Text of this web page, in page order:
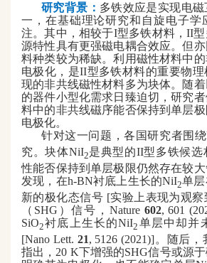
研究背景： 多铁效应是实现电
一，在基础理论研究和自旋电子学
注。其中，相较于I型多铁材料，II
源特性具有更强磁电耦合效应。但
料种类较为稀缺。利用磁性材料中
电极化，是II型多铁材料的重要物
现的非共线磁性材料多为块体。随
的器件小型化需求日臻迫切，研究
料中的非共线磁序能否保持到单层
电极化。
针对这一问题，各国研究者围
究。块体NiI2是典型的II型多铁候选
性能否保持到单层极限仍然存在较
发现，在h-BN衬底上生长的NiI2单
新的极化态信号 [实验上表现为观
（SHG）信号，Nature 602, 601
SiO2衬底上生长的NiI2 单层中却并
[Nano Lett. 21, 5126 (2021)]。随后
指出，20 K下增强的SHG信号或源